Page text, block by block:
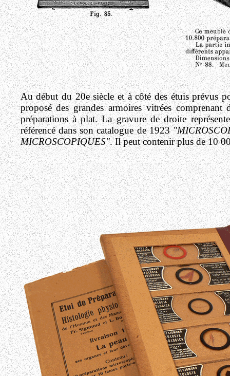
Au début du 20e siècle et à côté des étuis prévus
proposé des grandes armoires vitrées
préparations à plat. La gravure de droite
référencé dans son catalogue de 1923
MICROSCOPIQUES". Il peut contenir plus de 10